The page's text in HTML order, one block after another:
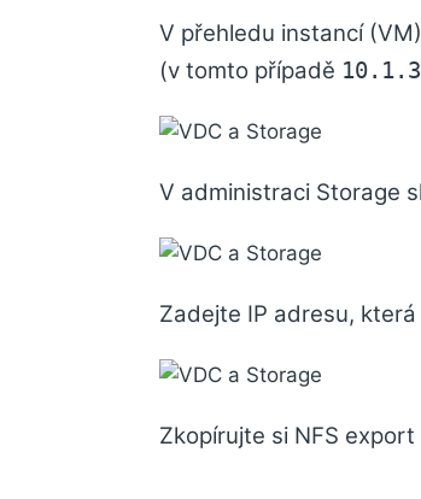
V přehledu instancí
(v tomto případě
V administraci Storage
Zadejte IP adresu,
Zkopírujte si NFS